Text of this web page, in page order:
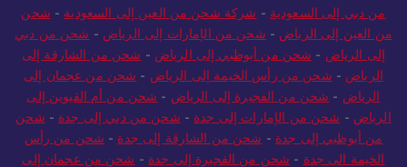
إلى السعودية- شركة شحن من عجمان إلى السعودية - شركة شحن
من دبي إلى السعودية - شركة شحن من العين إلى السعودية- شحن
من العين إلى الرياض
- شحن من الإمارات إلى الرياض - شحن من دبي
إلى الرياض - شحن من أبوظبي إلى الرياض -شحن من الشارقة إلى
الرياض
- شحن من رأس الخيمة إلى الرياض - شحن من عجمان إلى
الرياض - شحن من الفجيرة إلى الرياض - شحن من أم القيوين إلى
الرياض -شحن من الإمارات إلى جدة- شحن من دبي إلى جدة -
شحن
من أبوظبي إلى جدة- شحن من الشارقة إلى جدة-
شحن من رأس